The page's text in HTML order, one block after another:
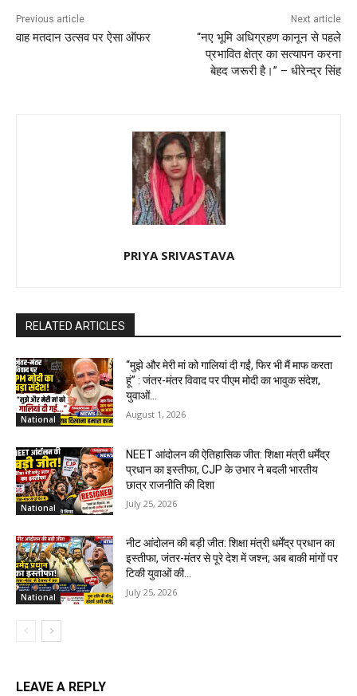
Previous article
वाह मतदान उत्सव पर ऐसा ऑफर
Next article
“नए भूमि अधिग्रहण कानून से पहले
प्रभावित क्षेत्र का सत्यापन करना
बेहद जरूरी है।” – धीरेन्द्र सिंह
PRIYA SRIVASTAVA
RELATED ARTICLES
National
“मुझे और मेरी मां को गालियां दी गईं, फिर भी मैं माफ करता
हूं” : जंतर-मंतर विवाद पर पीएम मोदी का भावुक संदेश,
युवाओं...
August 1, 2026
National
NEET आंदोलन की ऐतिहासिक जीत: शिक्षा मंत्री धर्मेंद्र
प्रधान का इस्तीफा, CJP के उभार ने बदली भारतीय
छात्र राजनीति की दिशा
July 25, 2026
National
नीट आंदोलन की बड़ी जीत: शिक्षा मंत्री धर्मेंद्र प्रधान का
इस्तीफा, जंतर-मंतर से पूरे देश में जश्न; अब बाकी मांगों पर
टिकी युवाओं की...
July 25, 2026
LEAVE A REPLY